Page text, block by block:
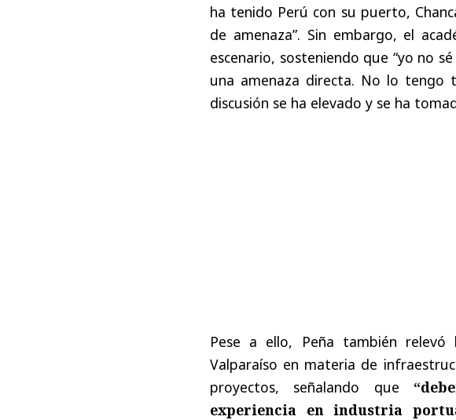
ha tenido Perú con su puerto,
de amenaza”. Sin embargo, el
escenario, sosteniendo que “yo no
una amenaza directa. No lo
discusión se ha elevado y se ha
Pese a ello, Peña también
Valparaíso en materia de
proyectos, señalando que
experiencia en industria